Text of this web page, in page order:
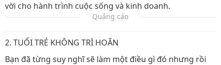
vời cho hành trình cuộc sống và kinh doanh.
Quảng cáo
2. TUỔI TRẺ KHÔNG TRÌ HOÃN
Bạn đã từng suy nghĩ sẽ làm một điều gì đó nhưng rồi